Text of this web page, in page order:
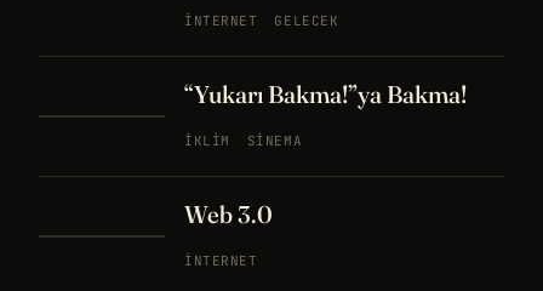
İNTERNET GELECEK
“Yukarı Bakma!”ya Bakma!
İKLIM SINEMA
Web 3.0
İNTERNET